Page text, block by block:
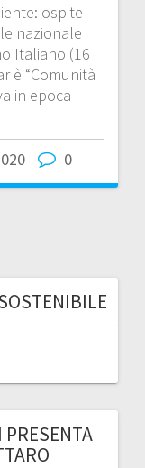
ospite
nazionale
Italiano (16
è “Comunità
in epoca
0
PRESENTA